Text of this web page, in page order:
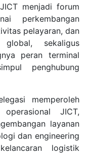
menjadi forum
perkembangan
pelayaran, dan
sekaligus
peran terminal
penghubung
memperoleh
JICT,
layanan
dan engineering
logistik